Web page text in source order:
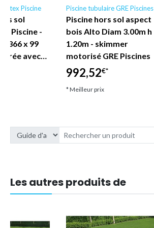
Intex Piscine
sol
Piscine -
- 366 x 99
avec…
Piscine tubulaire GRE Piscines
Piscine hors sol aspect
bois Alto Diam 3.00m h
1.20m - skimmer
motorisé GRE Piscines
992,52€*
* Meilleur prix
Les autres produits de